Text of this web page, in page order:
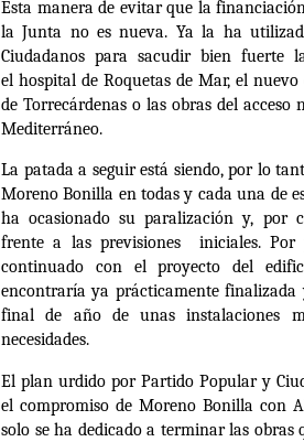
Esta manera de evitar que la
la Junta no es nueva. Ya la ha
Ciudadanos para sacudir bien
el hospital de Roquetas de Mar, el nuevo
de Torrecárdenas o las obras del
Mediterráneo.
La patada a seguir está siendo, por lo
Moreno Bonilla en todas y cada una de
ha ocasionado su paralización y, por
frente a las previsiones iniciales. Por
continuado con el proyecto del
encontraría ya prácticamente
final de año de unas instalaciones
necesidades.
El plan urdido por Partido Popular y
el compromiso de Moreno Bonilla con
solo se ha dedicado a terminar las